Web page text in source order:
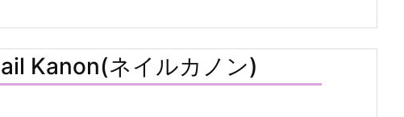
Kanon(ネイルカノン)